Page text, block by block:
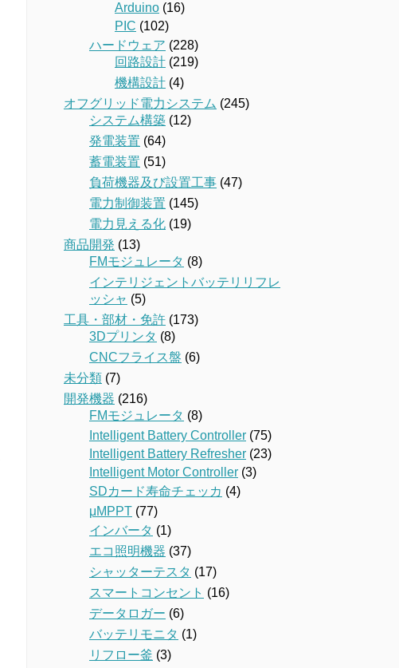
Arduino (16)
PIC (102)
ハードウェア (228)
回路設計 (219)
機構設計 (4)
オフグリッド電力システム (245)
システム構築 (12)
発電装置 (64)
蓄電装置 (51)
負荷機器及び設置工事 (47)
電力制御装置 (145)
電力見える化 (19)
商品開発 (13)
FMモジュレータ (8)
インテリジェントバッテリリフレ
ッシャ (5)
工具・部材・免許 (173)
3Dプリンタ (8)
CNCフライス盤 (6)
未分類 (7)
開発機器 (216)
FMモジュレータ (8)
Intelligent Battery Controller (75)
Intelligent Battery Refresher (23)
Intelligent Motor Controller (3)
SDカード寿命チェッカ (4)
μMPPT (77)
インバータ (1)
エコ照明機器 (37)
シャッターテスタ (17)
スマートコンセント (16)
データロガー (6)
バッテリモニタ (1)
リフロー釜 (3)